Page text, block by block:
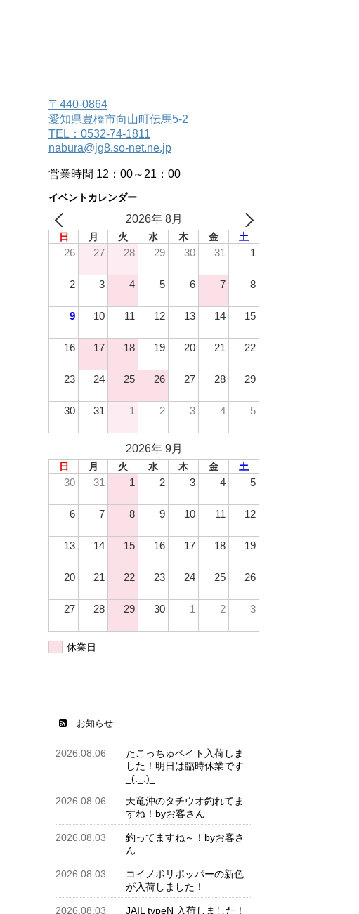
〒440-0864
愛知県豊橋市向山町伝馬5-2
TEL：0532-74-1811
nabura@jg8.so-net.ne.jp
営業時間 12：00～21：00
イベントカレンダー
2026年 8月
日 月 火 水 木 金 土
26 27 28 29 30 31 1
2 3 4 5 6 7 8
9 10 11 12 13 14 15
16 17 18 19 20 21 22
23 24 25 26 27 28 29
30 31 1 2 3 4 5
2026年 9月
日 月 火 水 木 金 土
30 31 1 2 3 4 5
6 7 8 9 10 11 12
13 14 15 16 17 18 19
20 21 22 23 24 25 26
27 28 29 30 1 2 3
休業日
お知らせ
2026.08.06
たこっちゅベイト入荷しま
した！明日は臨時休業です
_(._.)_
2026.08.06
天竜沖のタチウオ釣れてま
すね！byお客さん
2026.08.03
釣ってますね～！byお客さ
ん
2026.08.03
コイノボリポッパーの新色
が入荷しました！
2026.08.03 JAIL typeN 入荷しました！